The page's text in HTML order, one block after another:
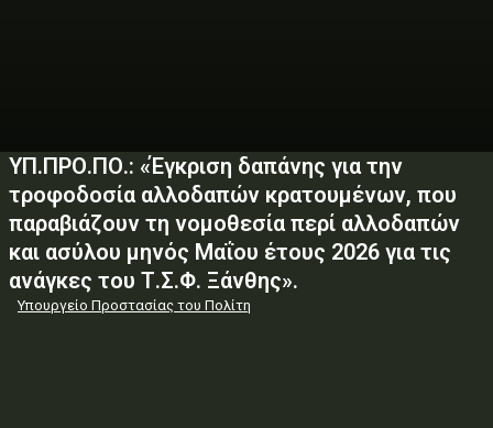
ΥΠ.ΠΡΟ.ΠΟ.: «Έγκριση δαπάνης για την
τροφοδοσία αλλοδαπών κρατουμένων, που
παραβιάζουν τη νομοθεσία περί αλλοδαπών
και ασύλου μηνός Μαΐου έτους 2026 για τις
ανάγκες του Τ.Σ.Φ. Ξάνθης».
Υπουργείο Προστασίας του Πολίτη